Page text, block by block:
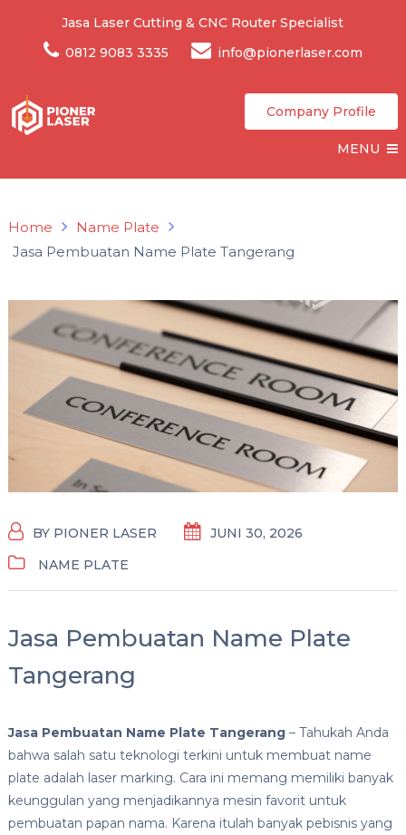
Jasa Laser Cutting & CNC Router Specialist
0812 9083 3335
info@pionerlaser.com
Company Profile
MENU
Home
Name Plate
Jasa Pembuatan Name Plate Tangerang
BY PIONER LASER
JUNI 30, 2026
NAME PLATE
Jasa Pembuatan Name Plate
Tangerang
Jasa Pembuatan Name Plate Tangerang– Tahukah Anda
bahwa salah satu teknologi terkini untuk membuat name
plate adalah laser marking. Cara ini memang memiliki banyak
keunggulan yang menjadikannya mesin favorit untuk
pembuatan papan nama. Karena itulah banyak pebisnis yang